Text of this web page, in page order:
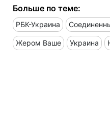
Больше по теме:
РБК-Украина
Жером Ваше Украина